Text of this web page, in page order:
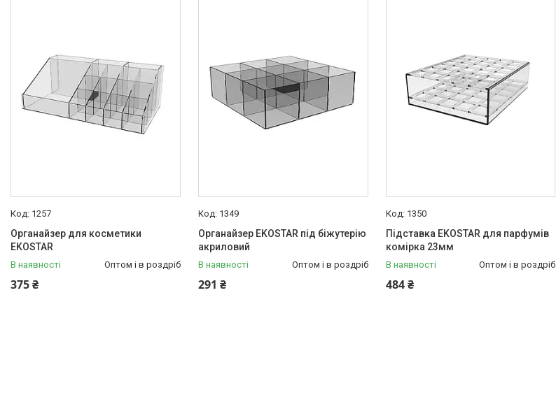
1257
Органайзер для косметики
EKOSTAR
В наявності Оптом і в роздріб
375 ₴
1349
Органайзер EKOSTAR під біжутерію
акриловий
В наявності Оптом і в роздріб
291 ₴
1350
Підставка EKOSTAR для парфумів
комірка 23мм
В наявності Оптом і в роздріб
484 ₴